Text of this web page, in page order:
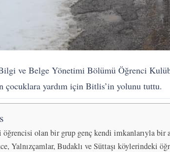
ve Belge Yönetimi Bölümü Öğrenci
çocuklara yardım için Bitlis’in yolunu tuttu.
olan bir grup genç kendi imkanlarıyla bir
Yalnızçamlar, Budaklı ve Süttaşı köylerindeki